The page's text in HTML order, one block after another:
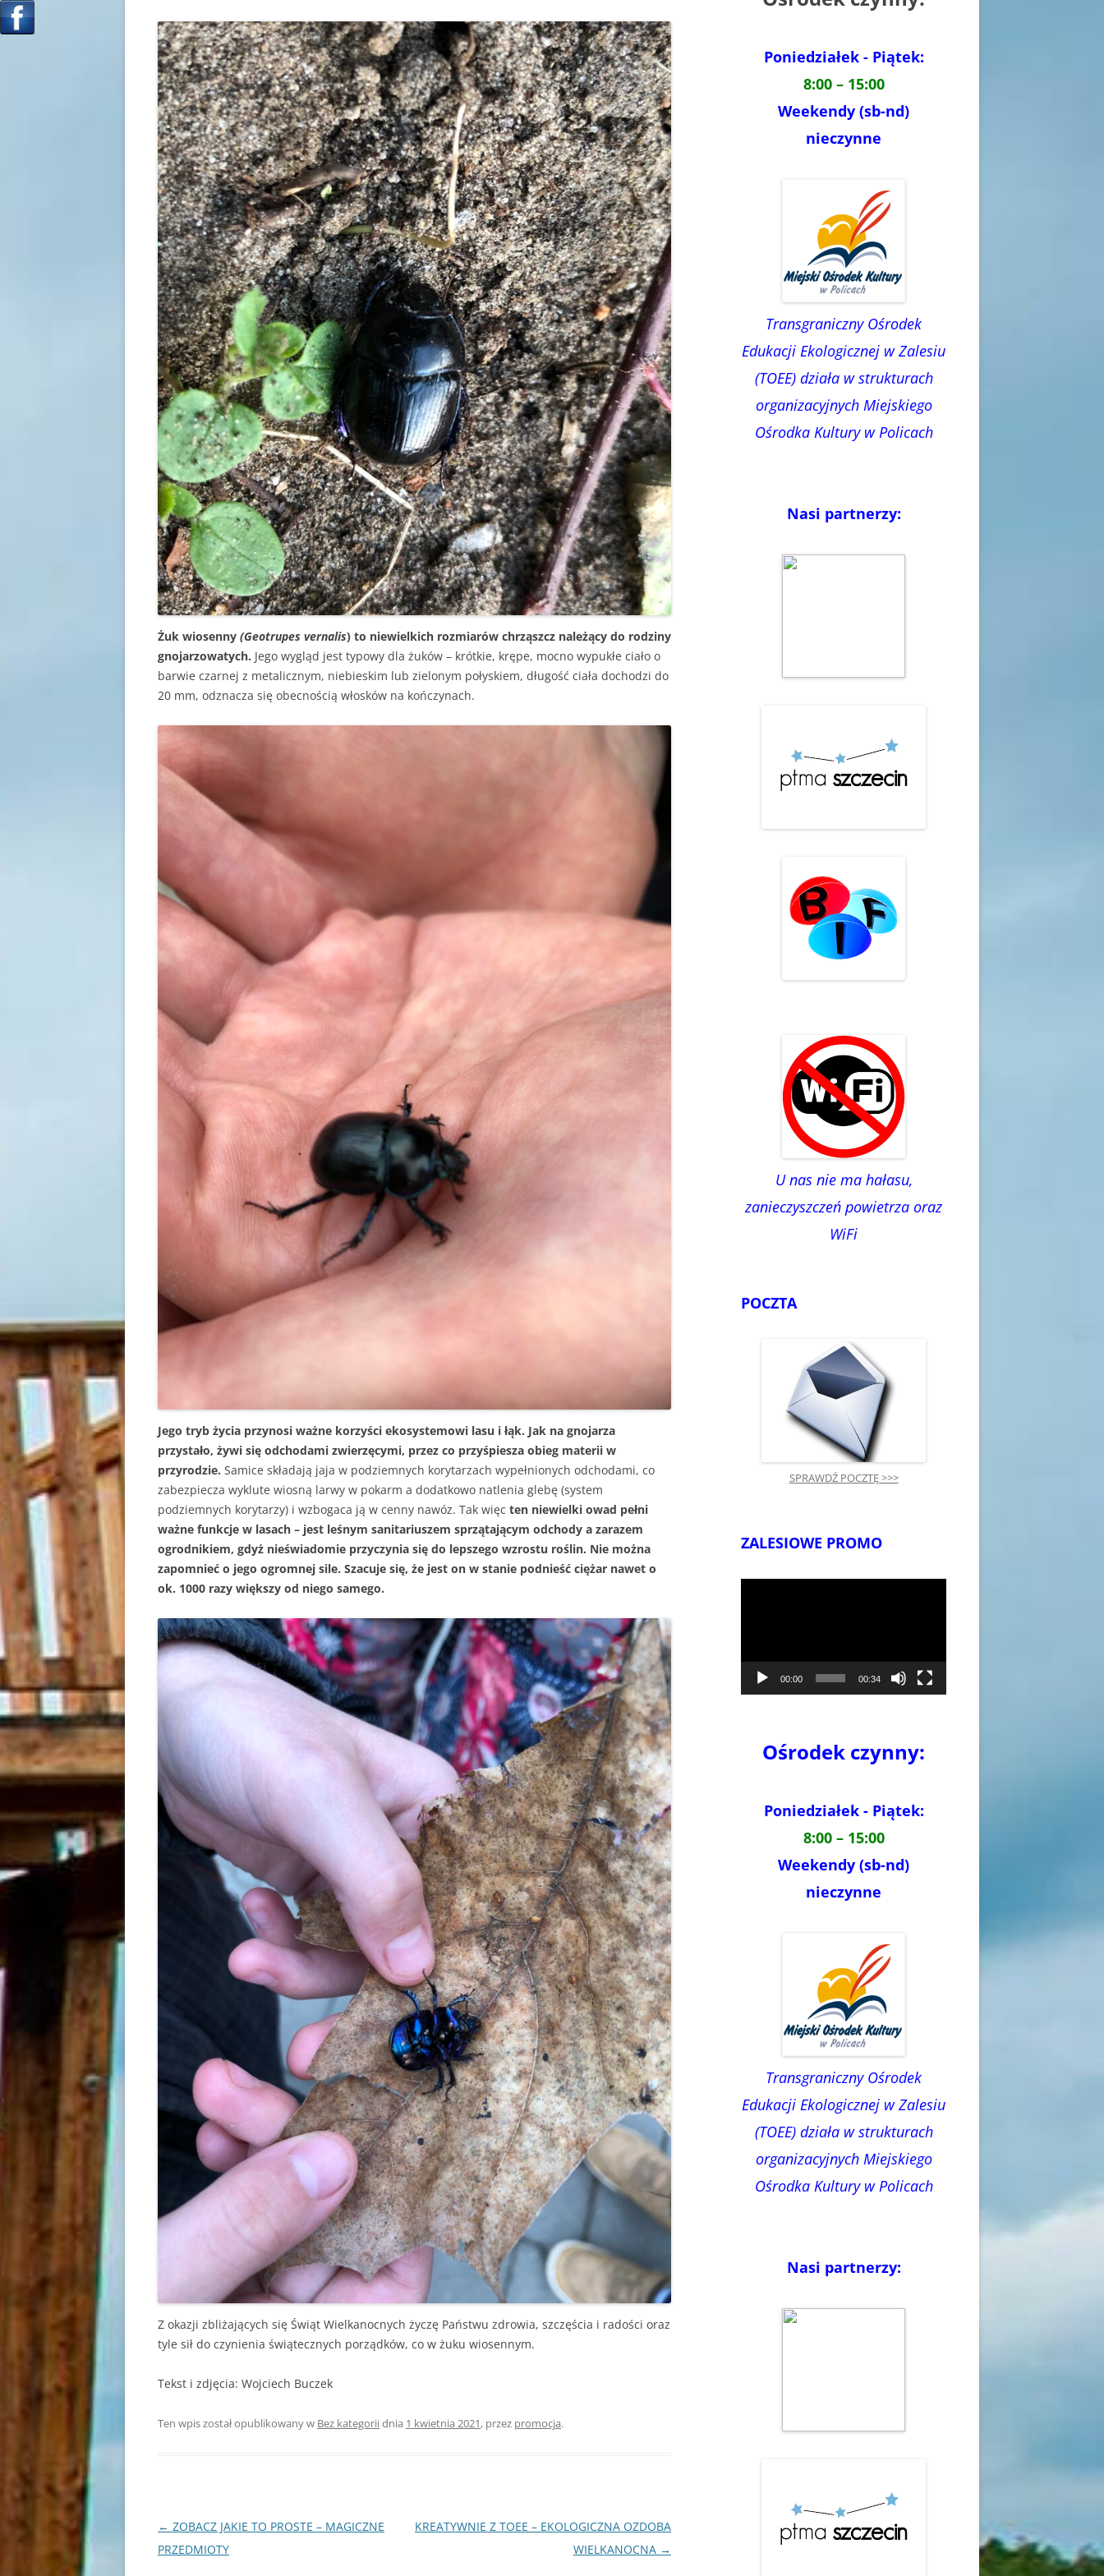
OGRÓD DYDAKTYCZNY
ZAJĘCIA TERENOWE
Żuk wiosenny (Geotrupes vernalis) to niewielkich rozmiarów chrząszcz należący do rodziny
gnojarzowatych. Jego wygląd jest typowy dla żuków – krótkie, krępe, mocno wypukłe ciało o
barwie czarnej z metalicznym, niebieskim lub zielonym połyskiem, długość ciała dochodzi do
20 mm, odznacza się obecnością włosków na kończynach.
Jego tryb życia przynosi ważne korzyści ekosystemowi lasu i łąk. Jak na gnojarza
przystało, żywi się odchodami zwierzęcymi, przez co przyśpiesza obieg materii w
przyrodzie. Samice składają jaja w podziemnych korytarzach wypełnionych odchodami, co
zabezpiecza wyklute wiosną larwy w pokarm a dodatkowo natlenia glebę (system
podziemnych korytarzy) i wzbogaca ją w cenny nawóz. Tak więc ten niewielki owad pełni
ważne funkcje w lasach – jest leśnym sanitariuszem sprzątającym odchody a zarazem
ogrodnikiem, gdyż nieświadomie przyczynia się do lepszego wzrostu roślin. Nie można
zapomnieć o jego ogromnej sile. Szacuje się, że jest on w stanie podnieść ciężar nawet o
ok. 1000 razy większy od niego samego.
Z okazji zbliżających się Świąt Wielkanocnych życzę Państwu zdrowia, szczęścia i radości oraz
tyle sił do czynienia świątecznych porządków, co w żuku wiosennym.
Tekst i zdjęcia: Wojciech Buczek
Ten wpis został opublikowany w Bez kategoriidnia 1 kwietnia 2021, przez promocja.
Nawigacja
wpisu
← ZOBACZ JAKIE TO PROSTE – MAGICZNE
PRZEDMIOTY
KREATYWNIE Z TOEE – EKOLOGICZNA OZDOBA
WIELKANOCNA →
Poniedziałek - Piątek:
8:00 – 15:00
Weekendy (sb-nd)
nieczynne
Transgraniczny Ośrodek
Edukacji Ekologicznej w Zalesiu
(TOEE) działa w strukturach
organizacyjnych Miejskiego
Ośrodka Kultury w Policach
Nasi partnerzy:
U nas nie ma hałasu,
zanieczyszczeń powietrza oraz
WiFi
POCZTA
SPRAWDŹ POCZTĘ >>>
ZALESIOWE PROMO
Odtwarzacz
00:00 00:34
Ośrodek czynny:
Poniedziałek - Piątek:
8:00 – 15:00
Weekendy (sb-nd)
nieczynne
Transgraniczny Ośrodek
Edukacji Ekologicznej w Zalesiu
(TOEE) działa w strukturach
organizacyjnych Miejskiego
Ośrodka Kultury w Policach
Nasi partnerzy: